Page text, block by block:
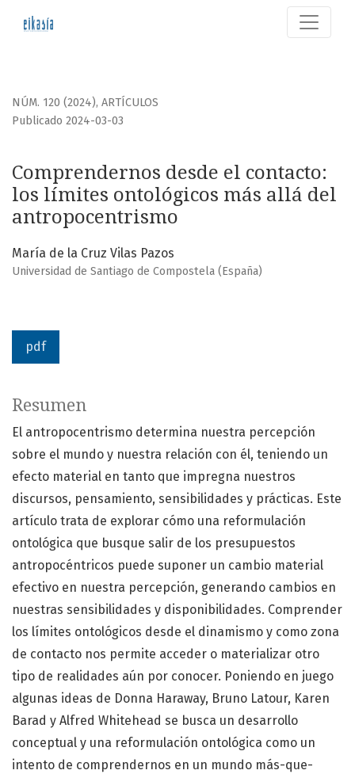
NÚM. 120 (2024), ARTÍCULOS
Comprendernos desde el contacto:
los límites ontológicos más allá del
antropocentrismo
Publicado 2024-03-03
María de la Cruz Vilas Pazos
Universidad de Santiago de Compostela (España)
pdf
Resumen
El antropocentrismo determina nuestra percepción
sobre el mundo y nuestra relación con él, teniendo un
efecto material en tanto que impregna nuestros
discursos, pensamiento, sensibilidades y prácticas. Este
artículo trata de explorar cómo una reformulación
ontológica que busque salir de los presupuestos
antropocéntricos puede suponer un cambio material
efectivo en nuestra percepción, generando cambios en
nuestras sensibilidades y disponibilidades. Comprender
los límites ontológicos desde el dinamismo y como zona
de contacto nos permite acceder o materializar otro
tipo de realidades aún por conocer. Poniendo en juego
algunas ideas de Donna Haraway, Bruno Latour, Karen
Barad y Alfred Whitehead se busca un desarrollo
conceptual y una reformulación ontológica como un
intento de comprendernos en un mundo más-que-